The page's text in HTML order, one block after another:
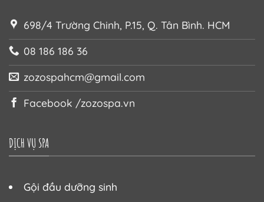
698/4 Trường Chinh, P.15, Q. Tân Bình. HCM
08 186 186 36
zozospahcm@gmail.com
Facebook /zozospa.vn
DỊCH VỤ SPA
Gội đầu dưỡng sinh